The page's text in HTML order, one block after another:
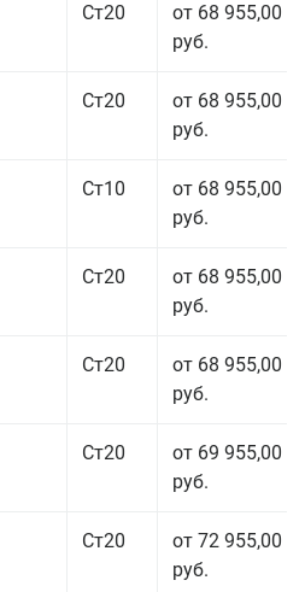
Ст20
от 68 955,00
руб.
Ст20
от 68 955,00
руб.
Ст10
от 68 955,00
руб.
Ст20
от 68 955,00
руб.
Ст20
от 68 955,00
руб.
Ст20
от 69 955,00
руб.
Ст20
от 72 955,00
руб.